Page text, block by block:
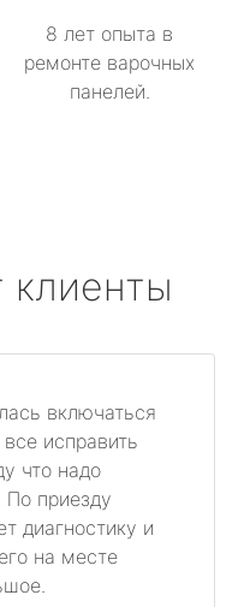
8 лет опыта в
ремонте варочных
панелей.
клиенты
включаться
исправить
что надо
По приезду
диагностику и
на месте